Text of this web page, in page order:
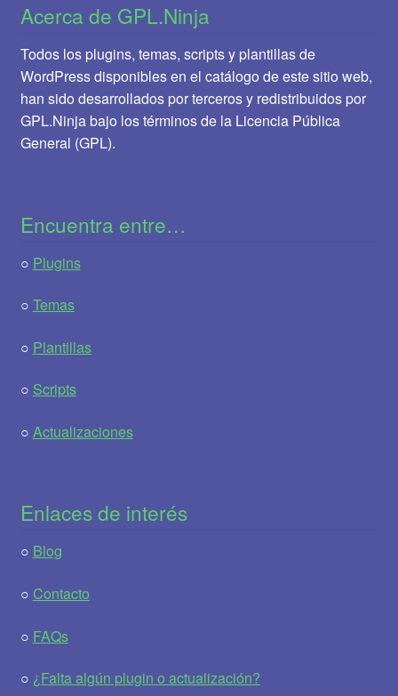
Acerca de GPL.Ninja
Todos los plugins, temas, scripts y plantillas de
WordPress disponibles en el catálogo de este sitio web,
han sido desarrollados por terceros y redistribuidos por
GPL.Ninja bajo los términos de la Licencia Pública
General (GPL).
Encuentra entre…
○ Plugins
○ Temas
○ Plantillas
○ Scripts
○ Actualizaciones
Enlaces de interés
○ Blog
○ Contacto
○ FAQs
○ ¿Falta algún plugin o actualización?